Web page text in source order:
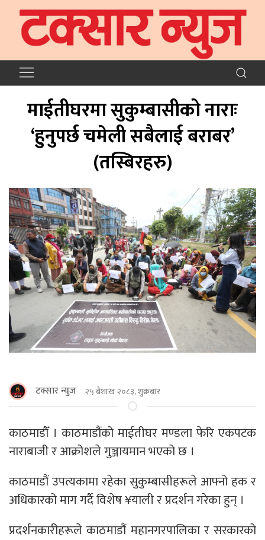
माईतीघरमा सुकुम्बासीको नाराः
‘हुनुपर्छ चमेली सबैलाई बराबर’
(तस्बिरहरु)
टक्सार न्युज २५ बैशाख २०८३, शुक्रबार
काठमाडौँ । काठमाडौंको माईतीघर मण्डला फेरि एकपटक
नाराबाजी र आक्रोशले गुञ्जायमान भएको छ ।
काठमाडौं उपत्यकामा रहेका सुकुम्बासीहरूले आफ्नो हक र
अधिकारको माग गर्दै विशेष ¥याली र प्रदर्शन गरेका हुन् ।
प्रदर्शनकारीहरूले काठमाडौं महानगरपालिका र सरकारको